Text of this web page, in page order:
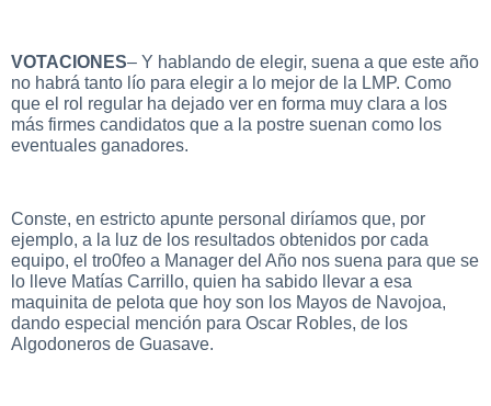
VOTACIONES– Y hablando de elegir, suena a que este año
no habrá tanto lío para elegir a lo mejor de la LMP. Como
que el rol regular ha dejado ver en forma muy clara a los
más firmes candidatos que a la postre suenan como los
eventuales ganadores.
Conste, en estricto apunte personal diríamos que, por
ejemplo, a la luz de los resultados obtenidos por cada
equipo, el tro0feo a Manager del Año nos suena para que se
lo lleve Matías Carrillo, quien ha sabido llevar a esa
maquinita de pelota que hoy son los Mayos de Navojoa,
dando especial mención para Oscar Robles, de los
Algodoneros de Guasave.